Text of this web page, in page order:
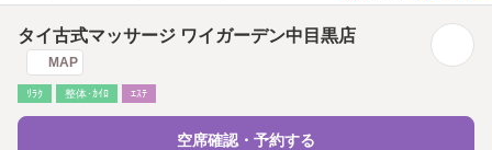
タイ古式マッサージ ワイガーデン中目黒店
MAP
ﾘﾗｸ 整体･ｶｲﾛ ｴｽﾃ
空席確認・予約する